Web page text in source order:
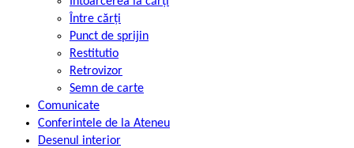
Între cărți
Punct de sprijin
Restitutio
Retrovizor
Semn de carte
Comunicate
Conferintele de la Ateneu
Desenul interior